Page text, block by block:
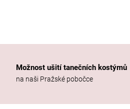
Možnost ušití tanečních kostýmů
na naši Pražské pobočce